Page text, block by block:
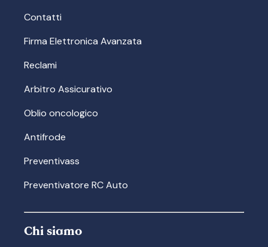
Contatti
Firma Elettronica Avanzata
Reclami
Arbitro Assicurativo
Oblio oncologico
Antifrode
Preventivass
Preventivatore RC Auto
Chi siamo